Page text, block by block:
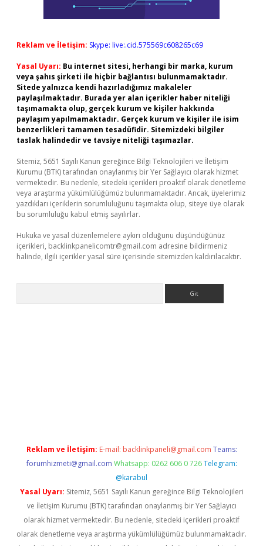
Reklam ve İletişim: Skype: live:.cid.575569c608265c69
Yasal Uyarı: Bu internet sitesi, herhangi bir marka, kurum
veya şahıs şirketi ile hiçbir bağlantısı bulunmamaktadır.
Sitede yalnızca kendi hazırladığımız makaleler
paylaşılmaktadır. Burada yer alan içerikler haber niteliği
taşımamakta olup, gerçek kurum ve kişiler hakkında
paylaşım yapılmamaktadır. Gerçek kurum ve kişiler ile isim
benzerlikleri tamamen tesadüfidir. Sitemizdeki bilgiler
taslak halindedir ve tavsiye niteliği taşımazlar.
Sitemiz, 5651 Sayılı Kanun gereğince Bilgi Teknolojileri ve İletişim
Kurumu (BTK) tarafından onaylanmış bir Yer Sağlayıcı olarak hizmet
vermektedir. Bu nedenle, sitedeki içerikleri proaktif olarak denetleme
veya araştırma yükümlülüğümüz bulunmamaktadır. Ancak, üyelerimiz
yazdıkları içeriklerin sorumluluğunu taşımakta olup, siteye üye olarak
bu sorumluluğu kabul etmiş sayılırlar.
Hukuka ve yasal düzenlemelere aykırı olduğunu düşündüğünüz
içerikleri, backlinkpanelicomtr@gmail.com adresine bildirmeniz
halinde, ilgili içerikler yasal süre içerisinde sitemizden kaldırılacaktır.
Reklam ve İletişim: E-mail: backlinkpaneli@gmail.com Teams:
forumhizmeti@gmail.com Whatsapp: 0262 606 0 726 Telegram:
@karabul
Yasal Uyarı: Sitemiz, 5651 Sayılı Kanun gereğince Bilgi Teknolojileri
ve İletişim Kurumu (BTK) tarafından onaylanmış bir Yer Sağlayıcı
olarak hizmet vermektedir. Bu nedenle, sitedeki içerikleri proaktif
olarak denetleme veya araştırma yükümlülüğümüz bulunmamaktadır.